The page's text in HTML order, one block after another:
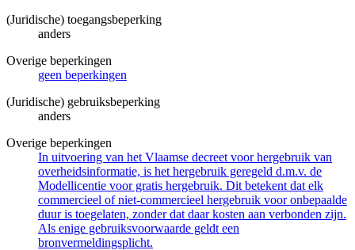
(Juridische) toegangsbeperking
anders
Overige beperkingen
geen beperkingen
(Juridische) gebruiksbeperking
anders
Overige beperkingen
In uitvoering van het Vlaamse decreet voor hergebruik van
overheidsinformatie, is het hergebruik geregeld d.m.v. de
Modellicentie voor gratis hergebruik. Dit betekent dat elk
commercieel of niet-commercieel hergebruik voor onbepaalde
duur is toegelaten, zonder dat daar kosten aan verbonden zijn.
Als enige gebruiksvoorwaarde geldt een
bronvermeldingsplicht.